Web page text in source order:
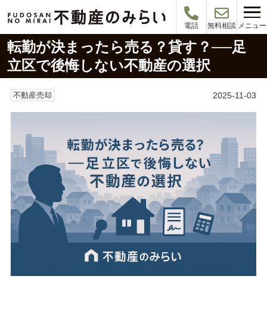
電話 無料相談 メニュー
転勤が決まったら売る？貸す？──足
立区で後悔しない不動産の選択
不動産売却 2025-11-03